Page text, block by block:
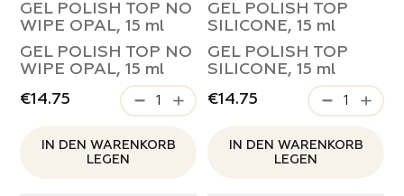
GEL POLISH TOP NO
WIPE OPAL, 15 ml
€14.75
IN DEN WARENKORB
LEGEN
GEL POLISH TOP NO
WIPE OPAL, 15 ml
GEL POLISH TOP
SILICONE, 15 ml
€14.75
IN DEN WARENKORB
LEGEN
GEL POLISH TOP
SILICONE, 15 ml